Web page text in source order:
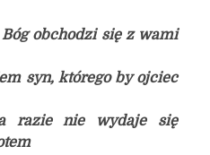
obchodzi się z wami
syn, którego by ojciec
razie nie wydaje się